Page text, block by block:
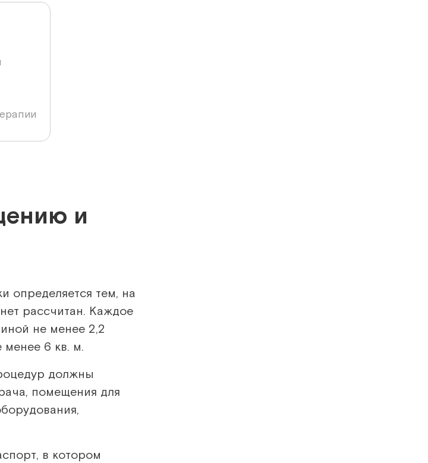
и
определяется тем, на
рассчитан. Каждое
не менее 2,2
6 кв. м.
должны
помещения для
в котором